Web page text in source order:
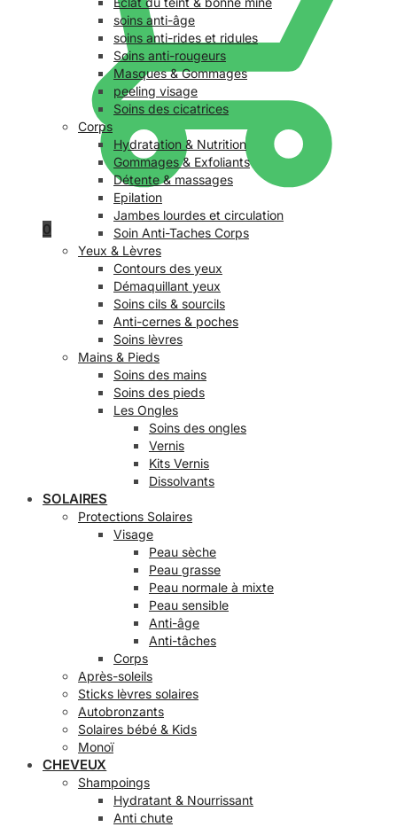
0
soins anti-âge
soins anti-rides et ridules
Soins anti-rougeurs
Masques & Gommages
peeling visage
Soins des cicatrices
Corps
Hydratation & Nutrition
Gommages & Exfoliants
Détente & massages
Epilation
Jambes lourdes et circulation
Soin Anti-Taches Corps
Yeux & Lèvres
Contours des yeux
Démaquillant yeux
Soins cils & sourcils
Anti-cernes & poches
Soins lèvres
Mains & Pieds
Soins des mains
Soins des pieds
Les Ongles
Soins des ongles
Vernis
Kits Vernis
Dissolvants
SOLAIRES
Protections Solaires
Visage
Peau sèche
Peau grasse
Peau normale à mixte
Peau sensible
Anti-âge
Anti-tâches
Corps
Après-soleils
Sticks lèvres solaires
Autobronzants
Solaires bébé & Kids
Monoï
CHEVEUX
Shampoings
Hydratant & Nourrissant
Anti chute